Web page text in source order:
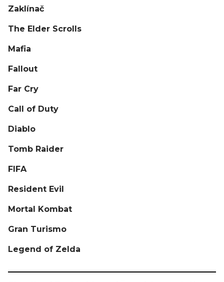
Zaklínač
The Elder Scrolls
Mafia
Fallout
Far Cry
Call of Duty
Diablo
Tomb Raider
FIFA
Resident Evil
Mortal Kombat
Gran Turismo
Legend of Zelda